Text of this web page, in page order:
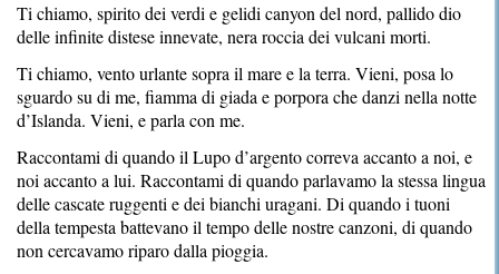
Ti chiamo, spirito dei verdi e gelidi canyon del nord, pallido dio
delle infinite distese innevate, nera roccia dei vulcani morti.
Ti chiamo, vento urlante sopra il mare e la terra. Vieni, posa lo
sguardo su di me, fiamma di giada e porpora che danzi nella notte
d’Islanda. Vieni, e parla con me.
Raccontami di quando il Lupo d’argento correva accanto a noi, e
noi accanto a lui. Raccontami di quando parlavamo la stessa lingua
delle cascate ruggenti e dei bianchi uragani. Di quando i tuoni
della tempesta battevano il tempo delle nostre canzoni, di quando
non cercavamo riparo dalla pioggia.